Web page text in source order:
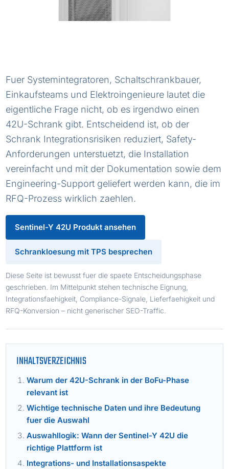
Fuer Systemintegratoren, Schaltschrankbauer,
Einkaufsteams und Elektroingenieure lautet die
eigentliche Frage nicht, ob es irgendwo einen
42U-Schrank gibt. Entscheidend ist, ob der
Schrank Integrationsrisiken reduziert, Safety-
Anforderungen unterstuetzt, die Installation
vereinfacht und mit der Dokumentation sowie dem
Engineering-Support geliefert werden kann, die im
RFQ-Prozess wirklich zaehlen.
Sentinel-Y 42U Produkt ansehen
Schrankloesung mit TPS besprechen
Diese Seite ist bewusst fuer die spaete Entscheidungsphase
geschrieben. Im Mittelpunkt stehen technische Eignung,
Integrationsfaehigkeit, Compliance-Signale, Lieferfaehigkeit und
RFQ-Konversion – nicht generischer SEO-Traffic.
INHALTSVERZEICHNIS
Warum der 42U-Schrank in der BoFu-Phase
relevant ist
Wichtige technische Daten und ihre Bedeutung
fuer die Auswahl
Auswahllogik: Wann der Sentinel-Y 42U die
richtige Plattform ist
Integrations- und Installationsaspekte